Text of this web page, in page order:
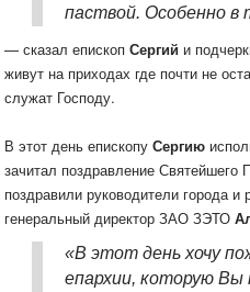
паствой. Особенно в
— сказал епископ Сергий и
живут на приходах где почти не
служат Господу.
В этот день епископу Сергию
зачитал поздравление Святейшего
поздравили руководители города и
генеральный директор ЗАО ЗЭТО
«В этот день хочу
епархии, которую Вы